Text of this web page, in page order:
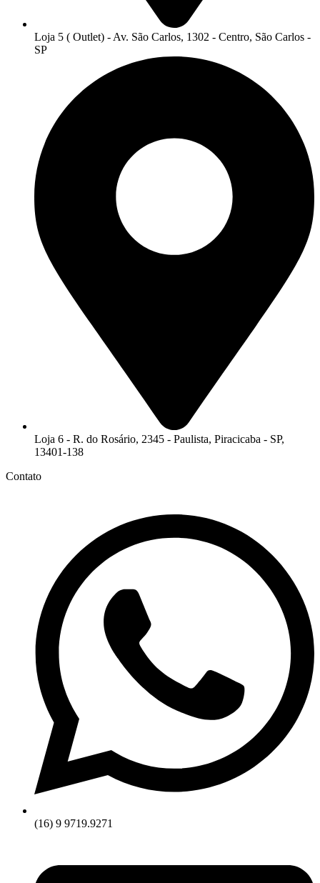
Loja 5 ( Outlet) - Av. São Carlos, 1302 - Centro, São Carlos -
SP
Loja 6 - R. do Rosário, 2345 - Paulista, Piracicaba - SP,
13401-138
Contato
(16) 9 9719.9271